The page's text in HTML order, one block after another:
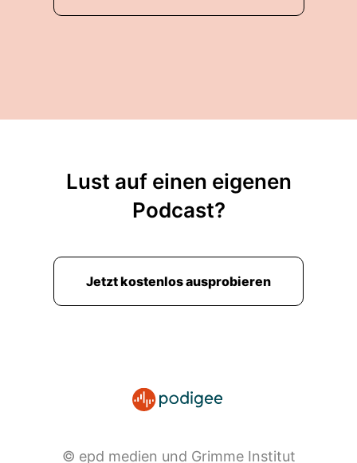
Lust auf einen eigenen
Podcast?
Jetzt kostenlos ausprobieren
© epd medien und Grimme Institut